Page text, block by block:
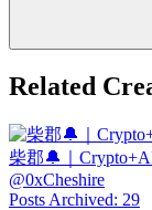
Related
柴郡🔔｜
@0xCheshire
Posts Archived: 29